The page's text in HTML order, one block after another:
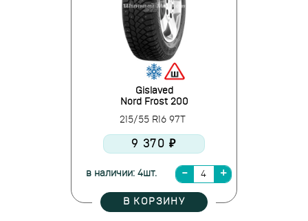
Gislaved
Nord Frost 200
215/55 R16 97T
9 370 ₽
в наличии: 4шт.
В КОРЗИНУ